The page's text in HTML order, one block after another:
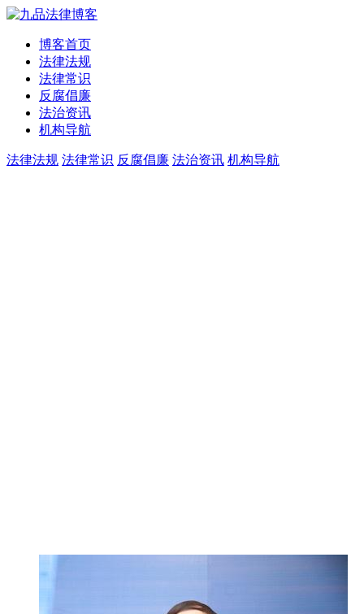
博客首页
法律法规
法律常识
反腐倡廉
法治资讯
机构导航
法律法规 法律常识 反腐倡廉 法治资讯 机构导航